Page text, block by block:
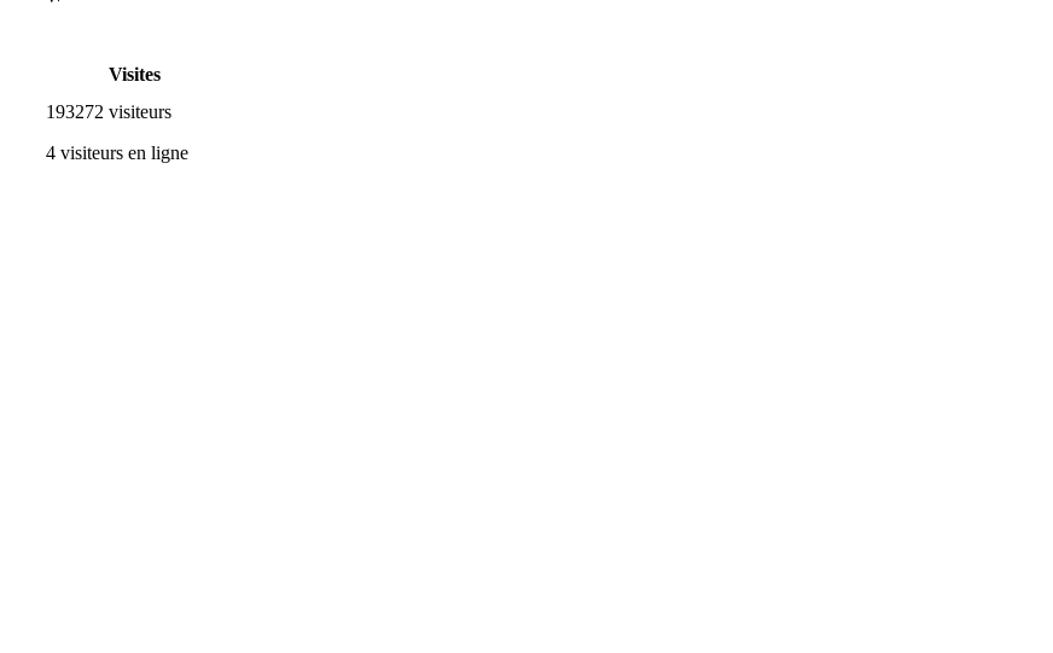
Visites
193272 visiteurs
4 visiteurs en ligne